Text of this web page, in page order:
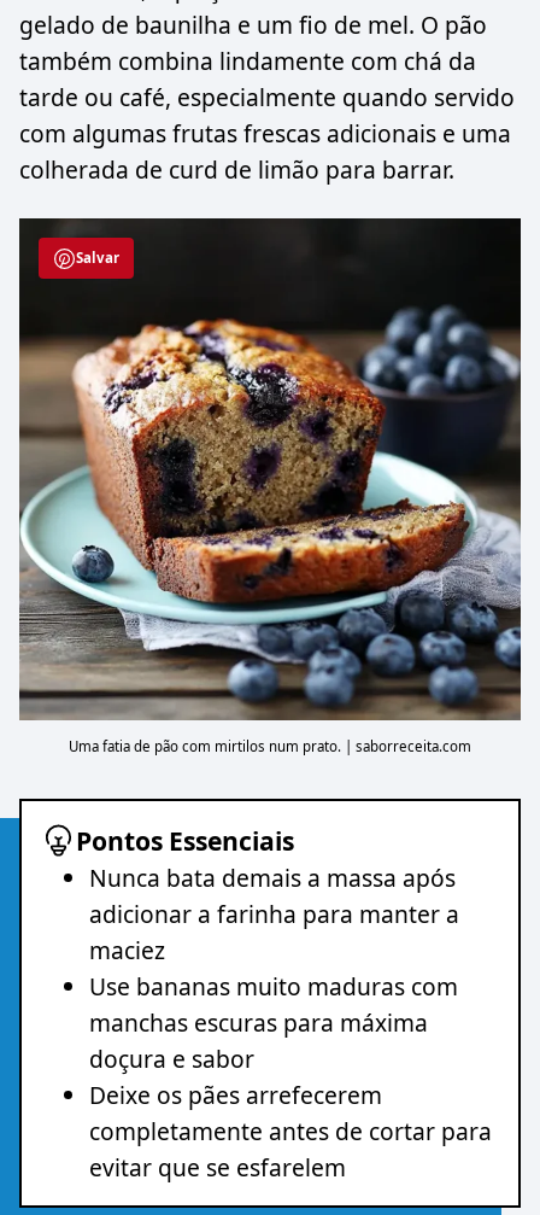
gelado de baunilha e um fio de mel. O pão
também combina lindamente com chá da
tarde ou café, especialmente quando servido
com algumas frutas frescas adicionais e uma
colherada de curd de limão para barrar.
Salvar
Uma fatia de pão com mirtilos num prato. | saborreceita.com
Pontos Essenciais
Nunca bata demais a massa após
adicionar a farinha para manter a
maciez
Use bananas muito maduras com
manchas escuras para máxima
doçura e sabor
Deixe os pães arrefecerem
completamente antes de cortar para
evitar que se esfarelem